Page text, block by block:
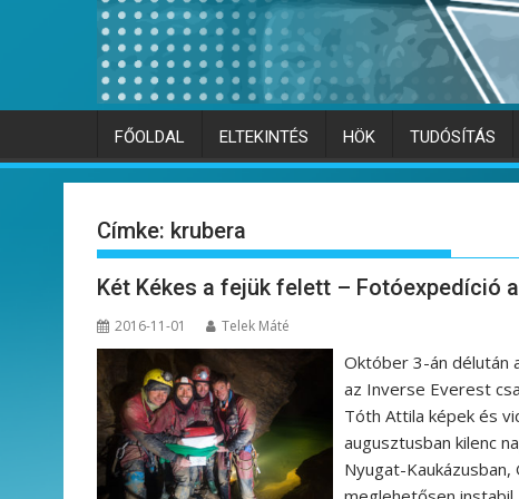
FŐOLDAL ELTEKINTÉS HÖK TUDÓSÍTÁS
Címke: krubera
Két Kékes a fejük felett – Fotóexpedíció
2016-11-01 Telek Máté
Október 3-án délután
az Inverse Everest
Tóth Attila képek és
augusztusban kilenc
Nyugat-